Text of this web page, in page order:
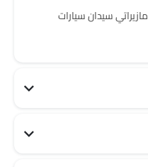
مازيراتي سيدان سيارات